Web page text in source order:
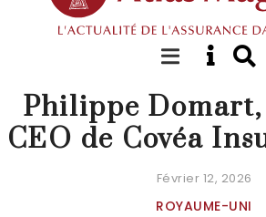
NOMINATION
Philippe Domart,
CEO de Covéa
Février 12, 2026
ROYAUME-UNI